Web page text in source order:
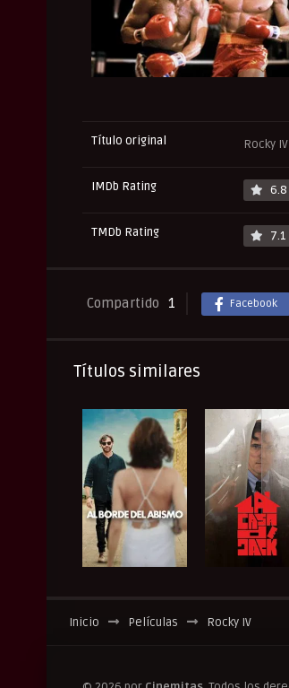
Título original Rocky IV
IMDb Rating 6.8
TMDb Rating 7.1
Compartido 1 Facebook
Títulos similares
Inicio Películas Rocky IV